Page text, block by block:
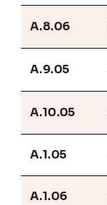
A.8.06
A.9.05
A.10.05
A.1.05
A.1.06